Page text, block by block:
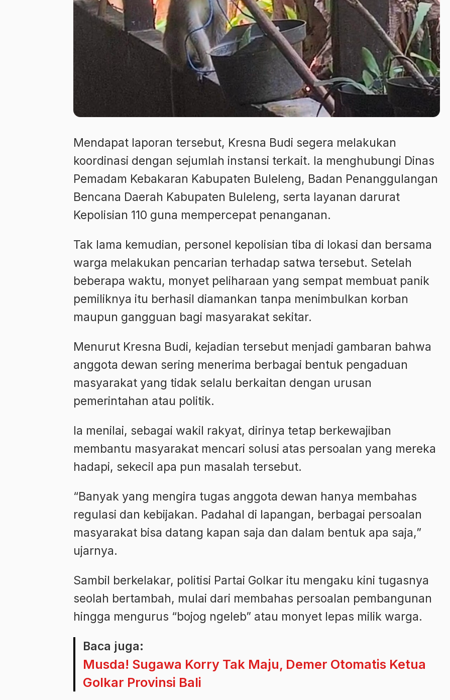
Mendapat laporan tersebut, Kresna Budi segera melakukan
koordinasi dengan sejumlah instansi terkait. Ia menghubungi Dinas
Pemadam Kebakaran Kabupaten Buleleng, Badan Penanggulangan
Bencana Daerah Kabupaten Buleleng, serta layanan darurat
Kepolisian 110 guna mempercepat penanganan.
Tak lama kemudian, personel kepolisian tiba di lokasi dan bersama
warga melakukan pencarian terhadap satwa tersebut. Setelah
beberapa waktu, monyet peliharaan yang sempat membuat panik
pemiliknya itu berhasil diamankan tanpa menimbulkan korban
maupun gangguan bagi masyarakat sekitar.
Menurut Kresna Budi, kejadian tersebut menjadi gambaran bahwa
anggota dewan sering menerima berbagai bentuk pengaduan
masyarakat yang tidak selalu berkaitan dengan urusan
pemerintahan atau politik.
Ia menilai, sebagai wakil rakyat, dirinya tetap berkewajiban
membantu masyarakat mencari solusi atas persoalan yang mereka
hadapi, sekecil apa pun masalah tersebut.
“Banyak yang mengira tugas anggota dewan hanya membahas
regulasi dan kebijakan. Padahal di lapangan, berbagai persoalan
masyarakat bisa datang kapan saja dan dalam bentuk apa saja,”
ujarnya.
Sambil berkelakar, politisi Partai Golkar itu mengaku kini tugasnya
seolah bertambah, mulai dari membahas persoalan pembangunan
hingga mengurus “bojog ngeleb” atau monyet lepas milik warga.
Baca juga:
Musda! Sugawa Korry Tak Maju, Demer Otomatis Ketua
Golkar Provinsi Bali